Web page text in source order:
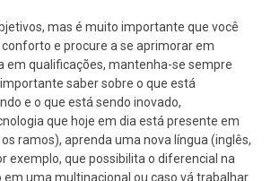
mas é muito importante que você
e procure a se aprimorar em
em qualificações, mantenha-se sempre
saber sobre o que está
e o que está sendo inovado,
que hoje em dia está presente em
ramos), aprenda uma nova língua (inglês,
exemplo, que possibilita o diferencial na
em uma multinacional ou caso vá trabalhar